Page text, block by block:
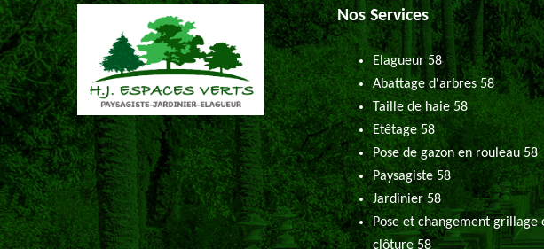
Nos Services
Elagueur 58
Abattage d'arbres 58
Taille de haie 58
Etêtage 58
Pose de gazon en rouleau 58
Paysagiste 58
Jardinier 58
Pose et changement grillage
clôture 58